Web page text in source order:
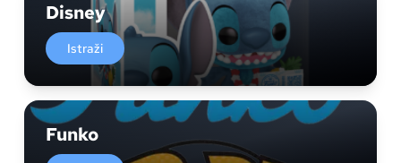
Disney
Istraži
Funko